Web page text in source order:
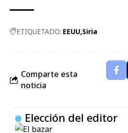
ETIQUETADO: EEUU Siria
Comparte esta
noticia
Elección del editor